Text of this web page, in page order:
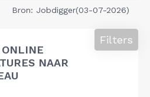
Bron: Jobdigger(03-07-2026)
NAAR
Filters